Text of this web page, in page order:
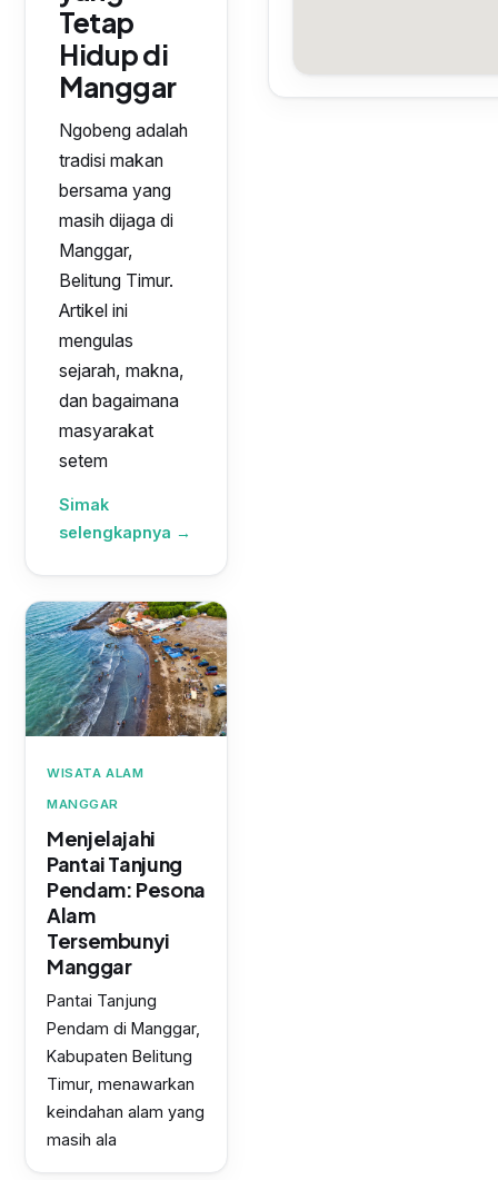
Tetap
Hidup di
Manggar
Ngobeng adalah
tradisi makan
bersama yang
masih dijaga di
Manggar,
Belitung Timur.
Artikel ini
mengulas
sejarah, makna,
dan bagaimana
masyarakat
setem
Simak
selengkapnya →
WISATA ALAM
MANGGAR
Menjelajahi
Pantai Tanjung
Pendam: Pesona
Alam
Tersembunyi
Manggar
Pantai Tanjung
Pendam di Manggar,
Kabupaten Belitung
Timur, menawarkan
keindahan alam yang
masih ala